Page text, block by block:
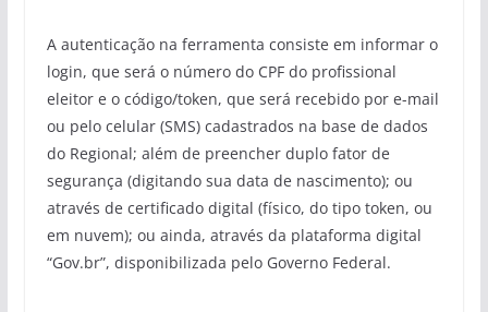
A autenticação na ferramenta consiste em informar o
login, que será o número do CPF do profissional
eleitor e o código/token, que será recebido por e-mail
ou pelo celular (SMS) cadastrados na base de dados
do Regional; além de preencher duplo fator de
segurança (digitando sua data de nascimento); ou
através de certificado digital (físico, do tipo token, ou
em nuvem); ou ainda, através da plataforma digital
“Gov.br”, disponibilizada pelo Governo Federal.